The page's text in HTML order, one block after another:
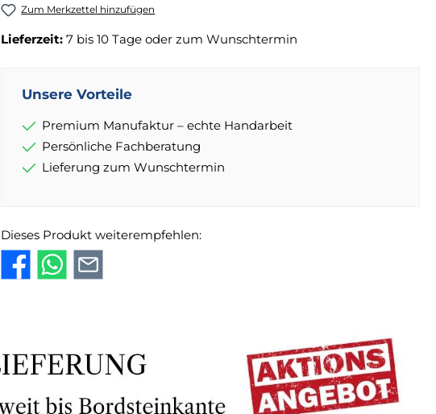
Zum Merkzettel hinzufügen
Lieferzeit: 7 bis 10 Tage oder zum Wunschtermin
Unsere Vorteile
Premium Manufaktur – echte Handarbeit
Persönliche Fachberatung
Lieferung zum Wunschtermin
Dieses Produkt weiterempfehlen: